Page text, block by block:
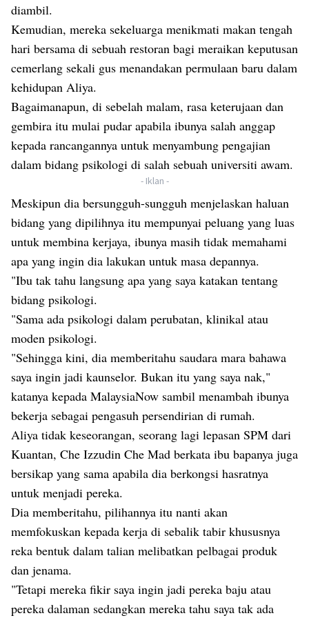
diambil.
Kemudian, mereka sekeluarga menikmati makan tengah
hari bersama di sebuah restoran bagi meraikan keputusan
cemerlang sekali gus menandakan permulaan baru dalam
kehidupan Aliya.
Bagaimanapun, di sebelah malam, rasa keterujaan dan
gembira itu mulai pudar apabila ibunya salah anggap
kepada rancangannya untuk menyambung pengajian
dalam bidang psikologi di salah sebuah universiti awam.
- Iklan -
Meskipun dia bersungguh-sungguh menjelaskan haluan
bidang yang dipilihnya itu mempunyai peluang yang luas
untuk membina kerjaya, ibunya masih tidak memahami
apa yang ingin dia lakukan untuk masa depannya.
"Ibu tak tahu langsung apa yang saya katakan tentang
bidang psikologi.
"Sama ada psikologi dalam perubatan, klinikal atau
moden psikologi.
"Sehingga kini, dia memberitahu saudara mara bahawa
saya ingin jadi kaunselor. Bukan itu yang saya nak,"
katanya kepada MalaysiaNow sambil menambah ibunya
bekerja sebagai pengasuh persendirian di rumah.
Aliya tidak keseorangan, seorang lagi lepasan SPM dari
Kuantan, Che Izzudin Che Mad berkata ibu bapanya juga
bersikap yang sama apabila dia berkongsi hasratnya
untuk menjadi pereka.
Dia memberitahu, pilihannya itu nanti akan
memfokuskan kepada kerja di sebalik tabir khususnya
reka bentuk dalam talian melibatkan pelbagai produk
dan jenama.
"Tetapi mereka fikir saya ingin jadi pereka baju atau
pereka dalaman sedangkan mereka tahu saya tak ada